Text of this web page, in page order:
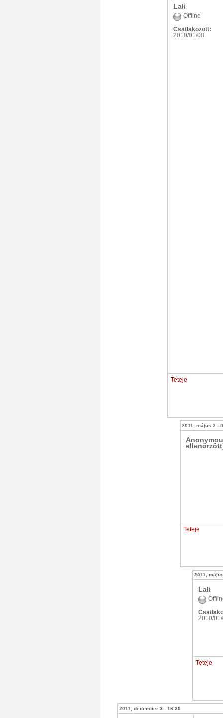
Lali
Offline
Csatlakozott:
2010/01/08
Teteje
2011, május 2 -
Teteje
2011,
Lali
2010/
Teteje
2011, december 3 - 18:39